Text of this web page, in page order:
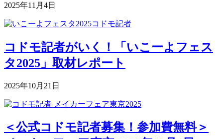
2025年11月4日
コドモ記者がいく！「いこーよフェス
タ2025」取材レポート
2025年10月21日
＜公式コドモ記者募集！参加費無料＞